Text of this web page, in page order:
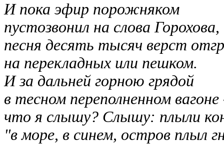
И пока эфир порожняком
пустозвонил на слова Горохова,
песня десять тысяч верст
на перекладных или пешком.
И за дальней горною грядой
в тесном переполненном вагоне
что я слышу? Слышу: плыли
"в море, в синем, остров плыл